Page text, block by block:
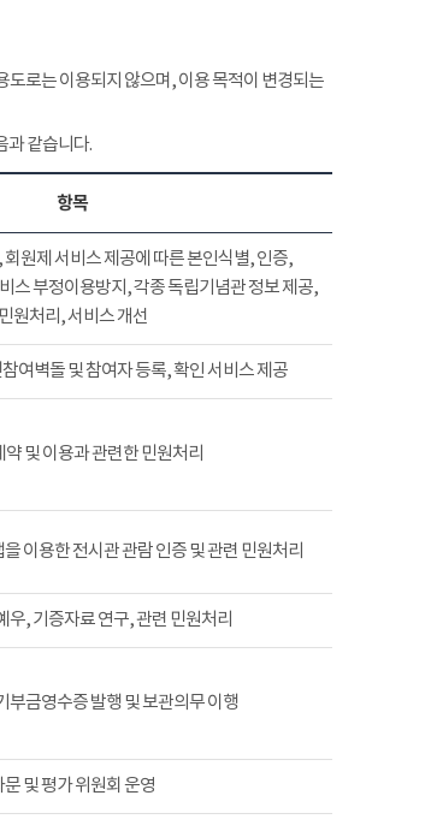
로는 이용되지 않으며, 이용 목적이 변경되는
과 같습니다.
항목
원제 서비스 제공에 따른 본인식별, 인증,
스 부정이용방지, 각종 독립기념관 정보 제공,
민원처리, 서비스 개선
여벽돌 및 참여자 등록, 확인 서비스 제공
약 및 이용과 관련한 민원처리
이용한 전시관 관람 인증 및 관련 민원처리
우, 기증자료 연구, 관련 민원처리
부금영수증 발행 및 보관의무 이행
문 및 평가 위원회 운영